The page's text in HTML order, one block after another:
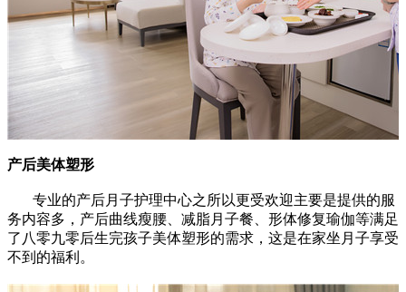
产后美体塑形
专业的产后月子护理中心之所以更受欢迎主要是提供的服
务内容多，产后曲线瘦腰、减脂月子餐、形体修复瑜伽等满足
了八零九零后生完孩子美体塑形的需求，这是在家坐月子享受
不到的福利。